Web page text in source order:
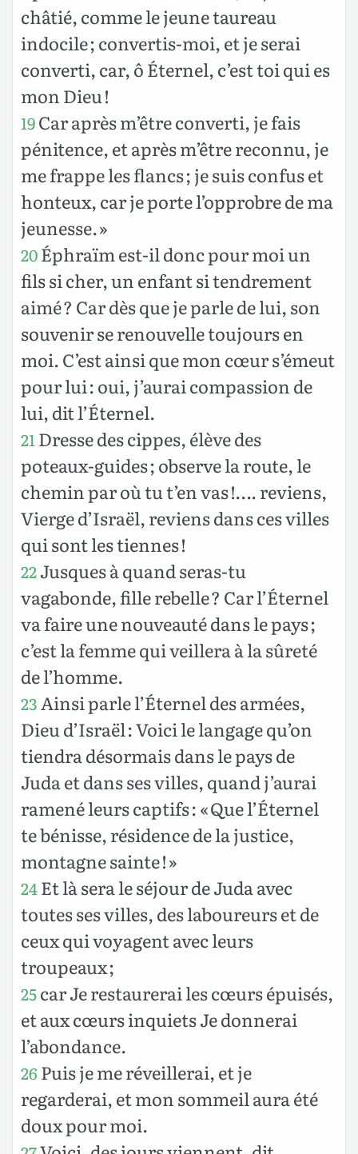
châtié, comme le jeune taureau
indocile ; convertis-moi, et je serai
converti, car, ô Éternel, c’est toi qui es
mon Dieu !
19Car après m’être converti, je fais
pénitence, et après m’être reconnu, je
me frappe les flancs ; je suis confus et
honteux, car je porte l’opprobre de ma
jeunesse. »
20Éphraïm est-il donc pour moi un
fils si cher, un enfant si tendrement
aimé ? Car dès que je parle de lui, son
souvenir se renouvelle toujours en
moi. C’est ainsi que mon cœur s’émeut
pour lui : oui, j’aurai compassion de
lui, dit l’Éternel.
21 Dresse des cippes, élève des
poteaux-guides ; observe la route, le
chemin par où tu t’en vas !…. reviens,
Vierge d’Israël, reviens dans ces villes
qui sont les tiennes !
22Jusques à quand seras-tu
vagabonde, fille rebelle ? Car l’Éternel
va faire une nouveauté dans le pays ;
c’est la femme qui veillera à la sûreté
de l’homme.
23Ainsi parle l’Éternel des armées,
Dieu d’Israël : Voici le langage qu’on
tiendra désormais dans le pays de
Juda et dans ses villes, quand j’aurai
ramené leurs captifs : « Que l’Éternel
te bénisse, résidence de la justice,
montagne sainte ! »
24Et là sera le séjour de Juda avec
toutes ses villes, des laboureurs et de
ceux qui voyagent avec leurs
troupeaux ;
25car Je restaurerai les cœurs épuisés,
et aux cœurs inquiets Je donnerai
l’abondance.
26 Puis je me réveillerai, et je
regarderai, et mon sommeil aura été
doux pour moi.